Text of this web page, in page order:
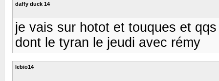
daffy duck 14
je vais sur hotot et touques et
dont le tyran le jeudi avec rémy
lebio14